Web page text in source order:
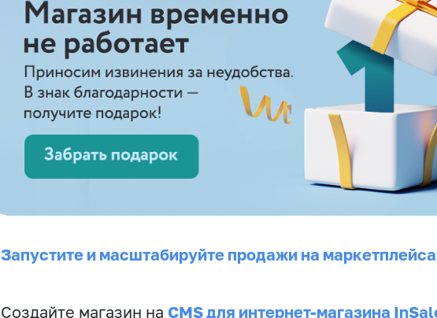
Запустите и масштабируйте продажи на
Создайте магазин на CMS для интернет-магазина